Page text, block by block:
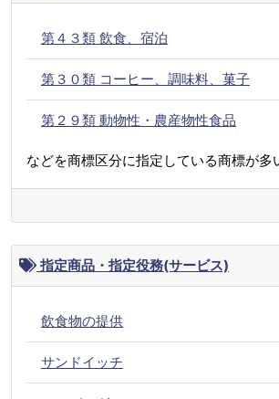
第４３類 飲食、宿泊
第３０類 コーヒー、調味料、菓子
第２９類 動物性・農産物性食品
などを商標区分に指定している商標が多
指定商品・指定役務(サービス)
飲食物の提供
サンドイッチ